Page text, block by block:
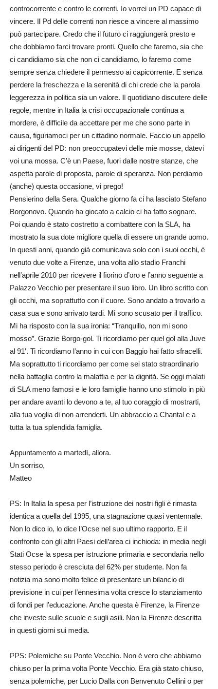
controcorrente e contro le correnti. Io vorrei un PD capace di
vincere. Il Pd delle correnti non riesce a vincere al massimo
può partecipare. Credo che il futuro ci raggiungerà presto e
che dobbiamo farci trovare pronti. Quello che faremo, sia che
ci candidiamo sia che non ci candidiamo, lo faremo come
sempre senza chiedere il permesso ai capicorrente. E senza
perdere la freschezza e la serenità di chi crede che la parola
leggerezza in politica sia un valore. Il quotidiano discutere delle
regole, mentre in Italia la crisi occupazionale continua a
mordere, è difficile da accettare per me che sono parte in
causa, figuriamoci per un cittadino normale. Faccio un appello
ai dirigenti del PD: non preoccupatevi delle mie mosse, datevi
voi una mossa. C’è un Paese, fuori dalle nostre stanze, che
aspetta parole di proposta, parole di speranza. Non perdiamo
(anche) questa occasione, vi prego!
Pensierino della Sera. Qualche giorno fa ci ha lasciato Stefano
Borgonovo. Quando ha giocato a calcio ci ha fatto sognare.
Poi quando è stato costretto a combattere con la SLA, ha
mostrato la sua dote migliore quella di essere un grande uomo.
In questi anni, quando già comunicava solo con i suoi occhi, è
venuto due volte a Firenze, una volta allo stadio Franchi
nell’aprile 2010 per ricevere il fiorino d’oro e l’anno seguente a
Palazzo Vecchio per presentare il suo libro. Un libro scritto con
gli occhi, ma soprattutto con il cuore. Sono andato a trovarlo a
casa sua e sono arrivato tardi. Mi sono scusato per il traffico.
Mi ha risposto con la sua ironia: “Tranquillo, non mi sono
mosso”. Grazie Borgo-gol. Ti ricordiamo per quel gol alla Juve
al 91′. Ti ricordiamo l’anno in cui con Baggio hai fatto sfracelli.
Ma soprattutto ti ricordiamo per come sei stato straordinario
nella battaglia contro la malattia e per la dignità. Se oggi malati
di SLA meno famosi e le loro famiglie hanno uno stimolo in più
per andare avanti lo devono a te, al tuo coraggio di mostrarti,
alla tua voglia di non arrenderti. Un abbraccio a Chantal e a
tutta la tua splendida famiglia.
Appuntamento a martedì, allora.
Un sorriso,
Matteo
PS: In Italia la spesa per l’istruzione dei nostri figli è rimasta
identica a quella del 1995, una stagnazione quasi ventennale.
Non lo dico io, lo dice l’Ocse nel suo ultimo rapporto. E il
confronto con gli altri Paesi dell’area ci inchioda: in media negli
Stati Ocse la spesa per istruzione primaria e secondaria nello
stesso periodo è cresciuta del 62% per studente. Non fa
notizia ma sono molto felice di presentare un bilancio di
previsione in cui per l’ennesima volta cresce lo stanziamento
di fondi per l’educazione. Anche questa è Firenze, la Firenze
che investe sulle scuole e sugli asili. Non la Firenze descritta
in questi giorni sui media.
PPS: Polemiche su Ponte Vecchio. Non è vero che abbiamo
chiuso per la prima volta Ponte Vecchio. Era già stato chiuso,
senza polemiche, per Lucio Dalla con Benvenuto Cellini o per